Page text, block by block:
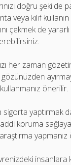
doğru
veya kılıf
çekmek de
her zaman
önerilir.
sigorta
koruma